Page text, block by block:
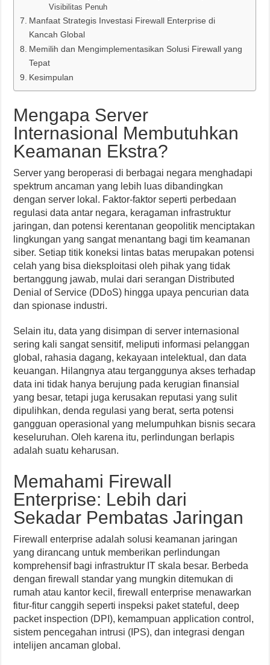
Visibilitas Penuh
Manfaat Strategis Investasi Firewall Enterprise di
Kancah Global
Memilih dan Mengimplementasikan Solusi Firewall yang
Tepat
Kesimpulan
Mengapa Server
Internasional Membutuhkan
Keamanan Ekstra?
Server yang beroperasi di berbagai negara menghadapi
spektrum ancaman yang lebih luas dibandingkan
dengan server lokal. Faktor-faktor seperti perbedaan
regulasi data antar negara, keragaman infrastruktur
jaringan, dan potensi kerentanan geopolitik menciptakan
lingkungan yang sangat menantang bagi tim keamanan
siber. Setiap titik koneksi lintas batas merupakan potensi
celah yang bisa dieksploitasi oleh pihak yang tidak
bertanggung jawab, mulai dari serangan Distributed
Denial of Service (DDoS) hingga upaya pencurian data
dan spionase industri.
Selain itu, data yang disimpan di server internasional
sering kali sangat sensitif, meliputi informasi pelanggan
global, rahasia dagang, kekayaan intelektual, dan data
keuangan. Hilangnya atau terganggunya akses terhadap
data ini tidak hanya berujung pada kerugian finansial
yang besar, tetapi juga kerusakan reputasi yang sulit
dipulihkan, denda regulasi yang berat, serta potensi
gangguan operasional yang melumpuhkan bisnis secara
keseluruhan. Oleh karena itu, perlindungan berlapis
adalah suatu keharusan.
Memahami Firewall
Enterprise: Lebih dari
Sekadar Pembatas Jaringan
Firewall enterprise adalah solusi keamanan jaringan
yang dirancang untuk memberikan perlindungan
komprehensif bagi infrastruktur IT skala besar. Berbeda
dengan firewall standar yang mungkin ditemukan di
rumah atau kantor kecil, firewall enterprise menawarkan
fitur-fitur canggih seperti inspeksi paket stateful, deep
packet inspection (DPI), kemampuan application control,
sistem pencegahan intrusi (IPS), dan integrasi dengan
intelijen ancaman global.